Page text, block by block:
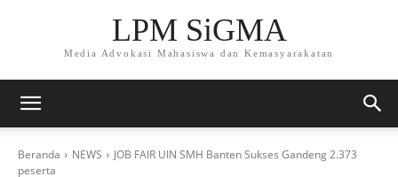
LPM SiGMA
Media Advokasi Mahasiswa dan Kemasyarakatan
Beranda NEWS
JOB FAIR UIN SMH Banten Sukses Gandeng 2.373
peserta